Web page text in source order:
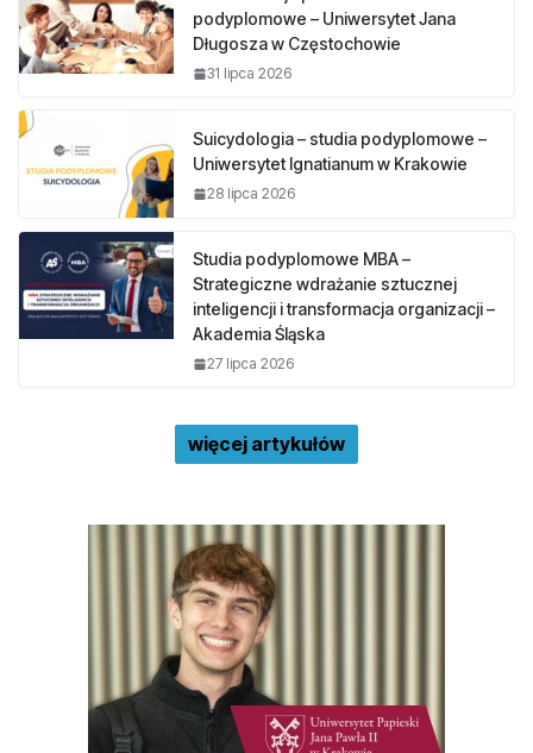
podyplomowe – Uniwersytet Jana
Długosza w Częstochowie
31 lipca 2026
Suicydologia – studia podyplomowe –
Uniwersytet Ignatianum w Krakowie
28 lipca 2026
Studia podyplomowe MBA –
Strategiczne wdrażanie sztucznej
inteligencji i transformacja organizacji –
Akademia Śląska
27 lipca 2026
więcej artykułów